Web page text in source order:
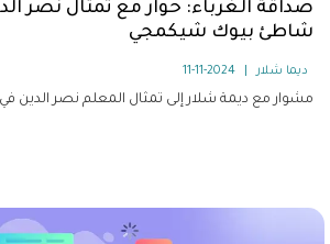
صداقة الغرباء: حوار مع تمثال نصر
شاطئ بيوك شيكمجي
ديما شلار 2024-11-11
مشوار مع ديمة شلار إلى تمثال المعلم نصر الدين